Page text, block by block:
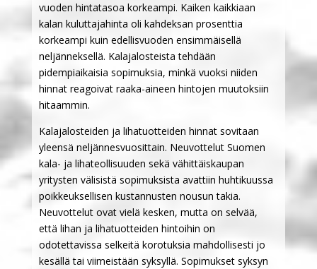
vuoden hintatasoa korkeampi. Kaiken kaikkiaan
kalan kuluttajahinta oli kahdeksan prosenttia
korkeampi kuin edellisvuoden ensimmäisellä
neljänneksellä. Kalajalosteista tehdään
pidempiaikaisia sopimuksia, minkä vuoksi niiden
hinnat reagoivat raaka-aineen hintojen muutoksiin
hitaammin.
Kalajalosteiden ja lihatuotteiden hinnat sovitaan
yleensä neljännesvuosittain. Neuvottelut Suomen
kala- ja lihateollisuuden sekä vähittäiskaupan
yritysten välisistä sopimuksista avattiin huhtikuussa
poikkeuksellisen kustannusten nousun takia.
Neuvottelut ovat vielä kesken, mutta on selvää,
että lihan ja lihatuotteiden hintoihin on
odotettavissa selkeitä korotuksia mahdollisesti jo
kesällä tai viimeistään syksyllä. Sopimukset syksyn